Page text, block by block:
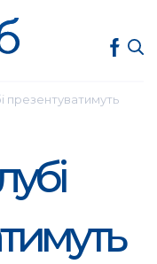
презентуватимуть